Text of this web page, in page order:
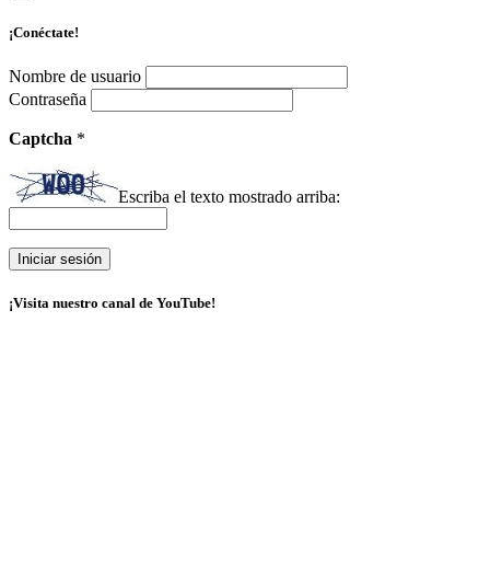
¡Conéctate!
Nombre de usuario
Contraseña
Captcha *
Escriba el texto mostrado arriba:
¡Visita nuestro canal de YouTube!